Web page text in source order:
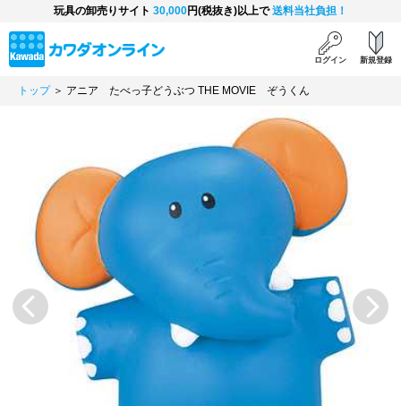
玩具の卸売りサイト 30,000円(税抜き)以上で送料当社負担！
ログイン 新規登録
トップ＞ アニア たべっ子どうぶつ THE MOVIE ぞうくん